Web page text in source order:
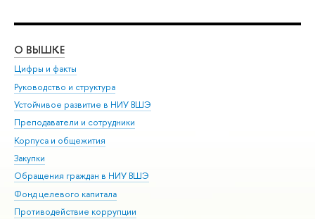
О ВЫШКЕ
Цифры и факты
Руководство и структура
Устойчивое развитие в НИУ ВШЭ
Преподаватели и сотрудники
Корпуса и общежития
Закупки
Обращения граждан в НИУ ВШЭ
Фонд целевого капитала
Противодействие коррупции